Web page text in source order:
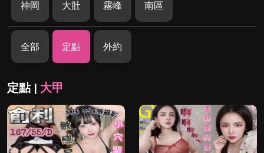
神岡 大肚 霧峰 南區
全部 定點 外約
定點 | 大甲